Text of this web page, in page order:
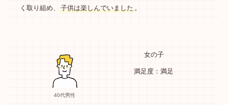
く取り組め、
子供は楽しんでいました。
40代男性
女の子
満足度：満足